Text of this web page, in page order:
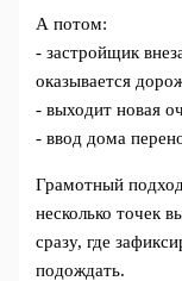
А потом:
- застройщик
оказывается
- выходит новая
- ввод дома
Грамотный
несколько точек
сразу, где
подождать.